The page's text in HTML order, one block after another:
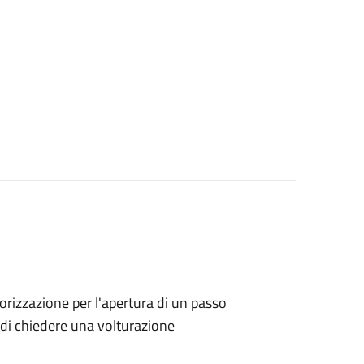
per l'apertura di un passo
chiedere una volturazione